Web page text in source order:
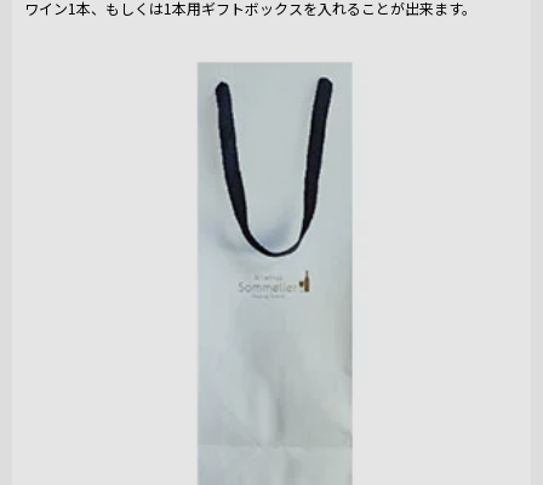
ワイン1本、もしくは1本用ギフトボックスを入れることが出来ます。